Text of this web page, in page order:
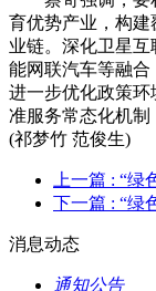
育优势产业，构
业链。深化卫星
能网联汽车等融
进一步优化政策
准服务常态化机制
(祁梦竹 范俊生)
上一篇 : “绿
下一篇 : “绿
消息动态
通知公告